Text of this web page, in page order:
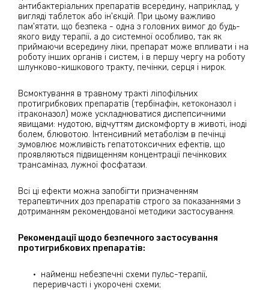
антибактеріальних препаратів всередину, наприклад, у
вигляді таблеток або ін'єкцій. При цьому важливо
пам'ятати, що безпека - одна з головних вимог до будь-
якого виду терапії, а до системної особливо, так як
приймаючи всередину ліки, препарат може впливати і на
роботу інших органів і систем, і в першу чергу на роботу
шлунково-кишкового тракту, печінки, серця і нирок.
Всмоктування в травному тракті ліпофільних
протигрибкових препаратів (тербінафін, кетоконазол і
ітраконазол) може ускладнюватися диспепсичними
явищами: нудотою, відчуттям дискомфорту в животі, іноді
болем, блювотою. Інтенсивний метаболізм в печінці
зумовлює можливість гепатотоксичних ефектів, що
проявляються підвищенням концентрації печінкових
трансаміназ, лужної фосфатази.
️Всі ці ефекти можна запобігти призначенням
терапевтичних доз препаратів строго за показаннями з
дотриманням рекомендованої методики застосування.
Рекомендації щодо безпечного застосування
протигрибкових препаратів:
· найменш небезпечні схеми пульс-терапії,
переривчасті і укорочені схеми;